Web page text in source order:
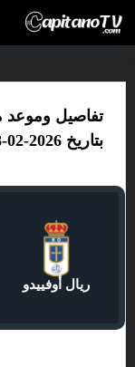
تفاصيل وموعد
بتاريخ 2026-02-28 في الدوري الإسباني
ريال أوفييدو